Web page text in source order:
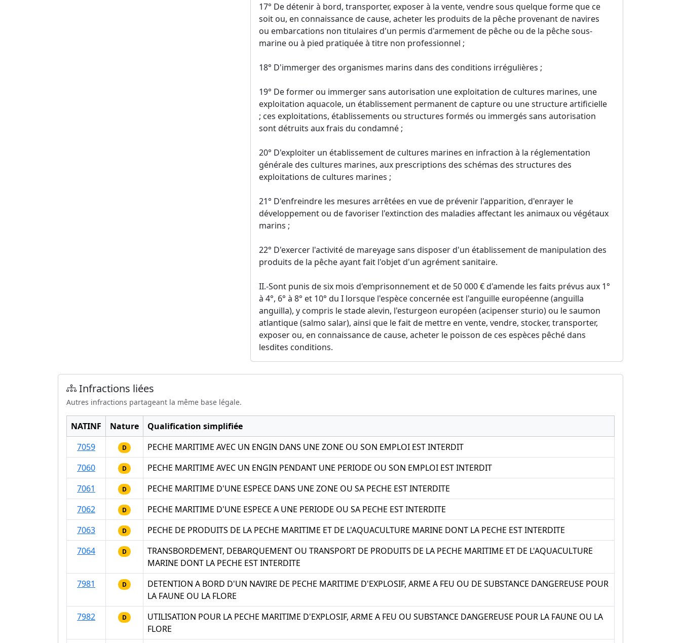
17° De détenir à bord, transporter, exposer à la vente, vendre sous quelque forme que ce
soit ou, en connaissance de cause, acheter les produits de la pêche provenant de navires
ou embarcations non titulaires d'un permis d'armement de pêche ou de la pêche sous-
marine ou à pied pratiquée à titre non professionnel ;
18° D'immerger des organismes marins dans des conditions irrégulières ;
19° De former ou immerger sans autorisation une exploitation de cultures marines, une
exploitation aquacole, un établissement permanent de capture ou une structure artificielle
; ces exploitations, établissements ou structures formés ou immergés sans autorisation
sont détruits aux frais du condamné ;
20° D'exploiter un établissement de cultures marines en infraction à la réglementation
générale des cultures marines, aux prescriptions des schémas des structures des
exploitations de cultures marines ;
21° D'enfreindre les mesures arrêtées en vue de prévenir l'apparition, d'enrayer le
développement ou de favoriser l'extinction des maladies affectant les animaux ou végétaux
marins ;
22° D'exercer l'activité de mareyage sans disposer d'un établissement de manipulation des
produits de la pêche ayant fait l'objet d'un agrément sanitaire.
II.-Sont punis de six mois d'emprisonnement et de 50 000 € d'amende les faits prévus aux 1°
à 4°, 6° à 8° et 10° du I lorsque l'espèce concernée est l'anguille européenne (anguilla
anguilla), y compris le stade alevin, l'esturgeon européen (acipenser sturio) ou le saumon
atlantique (salmo salar), ainsi que le fait de mettre en vente, vendre, stocker, transporter,
exposer ou, en connaissance de cause, acheter le poisson de ces espèces pêché dans
lesdites conditions.
Infractions liées
Autres infractions partageant la même base légale.
NATINF Nature
Qualification simplifiée
7059
D
PECHE MARITIME AVEC UN ENGIN DANS UNE ZONE OU SON EMPLOI EST INTERDIT
7060
D
PECHE MARITIME AVEC UN ENGIN PENDANT UNE PERIODE OU SON EMPLOI EST INTERDIT
7061
D
PECHE MARITIME D'UNE ESPECE DANS UNE ZONE OU SA PECHE EST INTERDITE
7062
D
PECHE MARITIME D'UNE ESPECE A UNE PERIODE OU SA PECHE EST INTERDITE
7063
D
PECHE DE PRODUITS DE LA PECHE MARITIME ET DE L'AQUACULTURE MARINE DONT LA PECHE EST INTERDITE
7064
D
TRANSBORDEMENT, DEBARQUEMENT OU TRANSPORT DE PRODUITS DE LA PECHE MARITIME ET DE L'AQUACULTURE
MARINE DONT LA PECHE EST INTERDITE
7981
D
DETENTION A BORD D'UN NAVIRE DE PECHE MARITIME D'EXPLOSIF, ARME A FEU OU DE SUBSTANCE DANGEREUSE POUR
LA FAUNE OU LA FLORE
7982
D
UTILISATION POUR LA PECHE MARITIME D'EXPLOSIF, ARME A FEU OU SUBSTANCE DANGEREUSE POUR LA FAUNE OU LA
FLORE